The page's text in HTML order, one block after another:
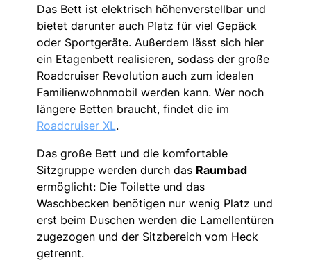
Das Bett ist elektrisch höhenverstellbar und
bietet darunter auch Platz für viel Gepäck
oder Sportgeräte. Außerdem lässt sich hier
ein Etagenbett realisieren, sodass der große
Roadcruiser Revolution auch zum idealen
Familienwohnmobil werden kann. Wer noch
längere Betten braucht, findet die im
Roadcruiser XL.
Das große Bett und die komfortable
Sitzgruppe werden durch das Raumbad
ermöglicht: Die Toilette und das
Waschbecken benötigen nur wenig Platz und
erst beim Duschen werden die Lamellentüren
zugezogen und der Sitzbereich vom Heck
getrennt.